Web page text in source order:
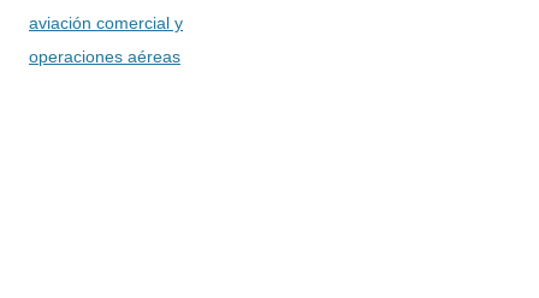
aviación comercial y
operaciones aéreas